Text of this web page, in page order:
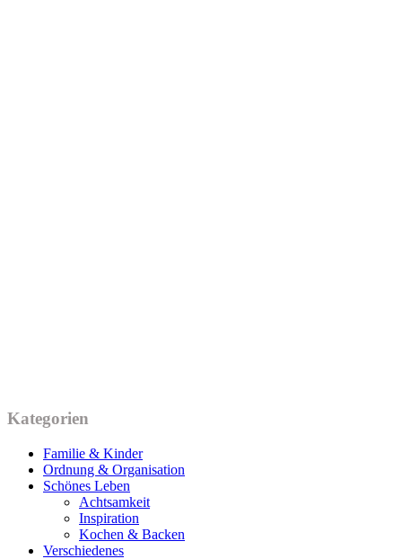
Kategorien
Familie & Kinder
Ordnung & Organisation
Schönes Leben
Achtsamkeit
Inspiration
Kochen & Backen
Verschiedenes